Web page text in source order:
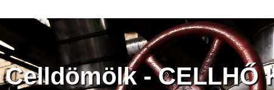
Celldömölk - CELLHŐ